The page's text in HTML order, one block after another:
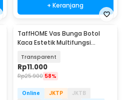
+ Keranjang
TaffHOME Vas Bunga Botol
Kaca Estetik Multifungsi
Transparent
Rp11.000
Rp25.900 58%
Online JKTP
JKTB